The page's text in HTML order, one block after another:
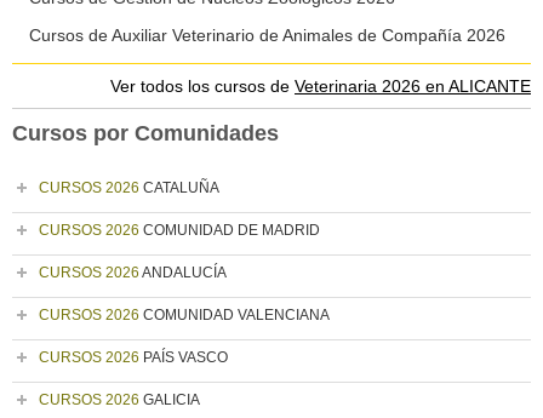
Cursos de Auxiliar Veterinario de Animales de Compañía 2026
Ver todos los cursos de Veterinaria 2026 en ALICANTE
Cursos por Comunidades
CURSOS 2026 CATALUÑA
CURSOS 2026 COMUNIDAD DE MADRID
CURSOS 2026 ANDALUCÍA
CURSOS 2026 COMUNIDAD VALENCIANA
CURSOS 2026 PAÍS VASCO
CURSOS 2026 GALICIA